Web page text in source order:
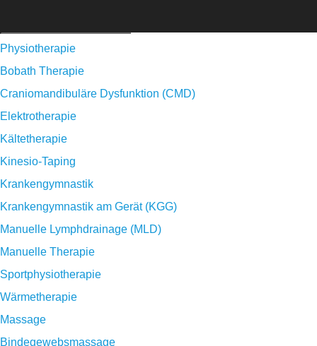
Physiotherapie
Bobath Therapie
Craniomandibuläre Dysfunktion (CMD)
Elektrotherapie
Kältetherapie
Kinesio-Taping
Krankengymnastik
Krankengymnastik am Gerät (KGG)
Manuelle Lymphdrainage (MLD)
Manuelle Therapie
Sportphysiotherapie
Wärmetherapie
Massage
Bindegewebsmassage